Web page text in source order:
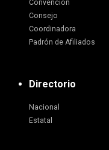
Convención
Consejo
Coordinadora
Padrón de Afiliados
Directorio
Nacional
Estatal